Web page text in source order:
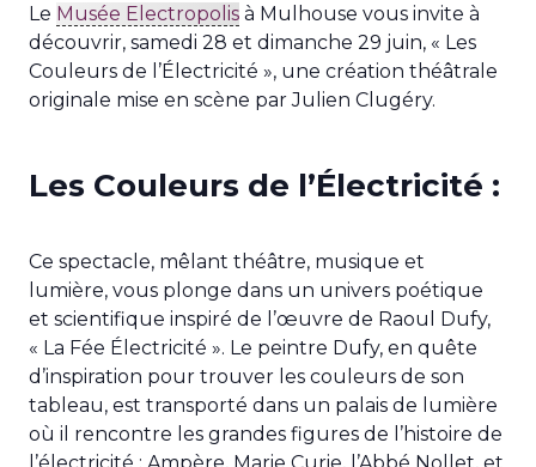
Le Musée Electropolis à Mulhouse vous invite à
découvrir, samedi 28 et dimanche 29 juin, « Les
Couleurs de l’Électricité », une création théâtrale
originale mise en scène par Julien Clugéry.
Les Couleurs de l’Électricité :
Ce spectacle, mêlant théâtre, musique et
lumière, vous plonge dans un univers poétique
et scientifique inspiré de l’œuvre de Raoul Dufy,
« La Fée Électricité ». Le peintre Dufy, en quête
d’inspiration pour trouver les couleurs de son
tableau, est transporté dans un palais de lumière
où il rencontre les grandes figures de l’histoire de